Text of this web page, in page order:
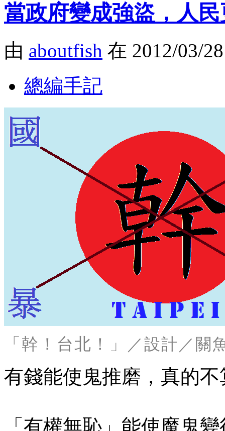
當政府變成強盜，人
由 aboutfish 在 2012/03/
總編手記
「幹！台北！」 ／設計／關
有錢能使鬼推磨，真的
「有權無恥」能使魔鬼